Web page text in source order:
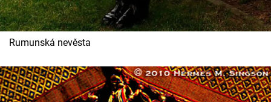
Přihlášení
Sledujte nás
Rumunská nevěsta